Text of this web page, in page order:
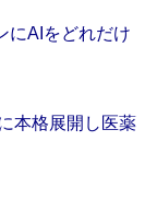
にAIをどれだけ
本格展開し医薬